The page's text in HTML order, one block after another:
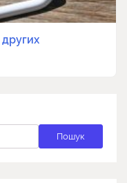
Пошук